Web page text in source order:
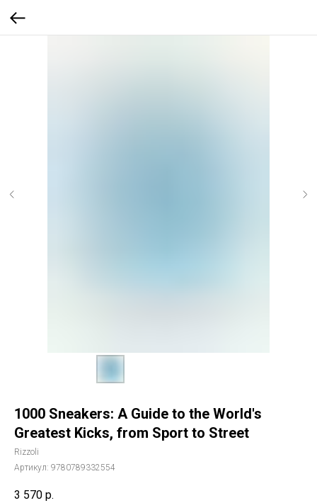
1000 Sneakers: A Guide to the World's
Greatest Kicks, from Sport to Street
Rizzoli
Артикул: 9780789332554
3 570 р.